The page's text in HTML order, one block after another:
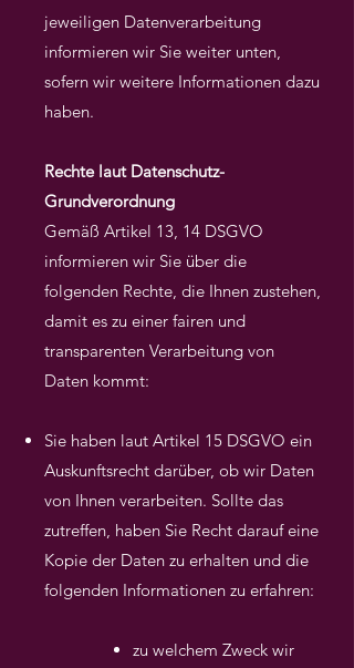
jeweiligen Datenverarbeitung
informieren wir Sie weiter unten,
sofern wir weitere Informationen dazu
haben.
Rechte laut Datenschutz-
Grundverordnung
Gemäß Artikel 13, 14 DSGVO
informieren wir Sie über die
folgenden Rechte, die Ihnen zustehen,
damit es zu einer fairen und
transparenten Verarbeitung von
Daten kommt:
Sie haben laut Artikel 15 DSGVO ein
Auskunftsrecht darüber, ob wir Daten
von Ihnen verarbeiten. Sollte das
zutreffen, haben Sie Recht darauf eine
Kopie der Daten zu erhalten und die
folgenden Informationen zu erfahren:
zu welchem Zweck wir